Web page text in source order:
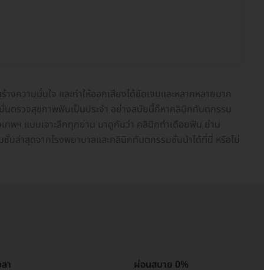
ความมั่นใจ และทำให้ออกเสียงได้ชัดเจนและหลากหลายมาก
ตรวจสุขภาพฟันเป็นประจำ อย่างสมัยนี้ก็หาคลินิกทันตกรรม
พฯ แบบเจาะลึกทุกย่าน มาดูกันว่า คลินิกทำเดือยฟัน ย่าน
นล่าสุดจากโรงพยาบาลและคลินิกทันตกรรมชั้นนำได้ที่นี่ หรือไม่
า ผ่อนสบาย 0%